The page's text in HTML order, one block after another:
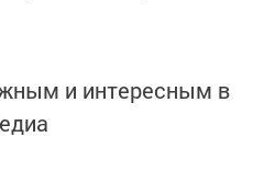
и интересным в